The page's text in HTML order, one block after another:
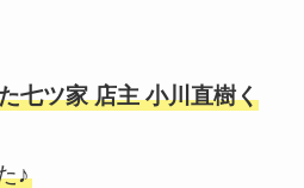
七ツ家 店主 小川直樹く
♪